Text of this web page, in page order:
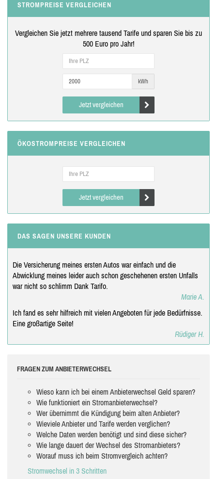
STROMPREISE VERGLEICHEN
Vergleichen Sie jetzt mehrere tausend Tarife und sparen Sie bis zu
500 Euro pro Jahr!
kWh
Jetzt vergleichen
ÖKOSTROMPREISE VERGLEICHEN
Jetzt vergleichen
DAS SAGEN UNSERE KUNDEN
Die Versicherung meines ersten Autos war einfach und die
Abwicklung meines leider auch schon geschehenen ersten Unfalls
war nicht so schlimm Dank Tarifo.
Marie A.
Ich fand es sehr hilfreich mit vielen Angeboten für jede Bedürfnisse.
Eine großartige Seite!
Rüdiger H.
FRAGEN ZUM ANBIETERWECHSEL
Wieso kann ich bei einem Anbieterwechsel Geld sparen?
Wie funktioniert ein Stromanbieterwechsel?
Wer übernimmt die Kündigung beim alten Anbieter?
Wieviele Anbieter und Tarife werden verglichen?
Welche Daten werden benötigt und sind diese sicher?
Wie lange dauert der Wechsel des Stromanbieters?
Worauf muss ich beim Stromvergleich achten?
Stromwechsel in 3 Schritten